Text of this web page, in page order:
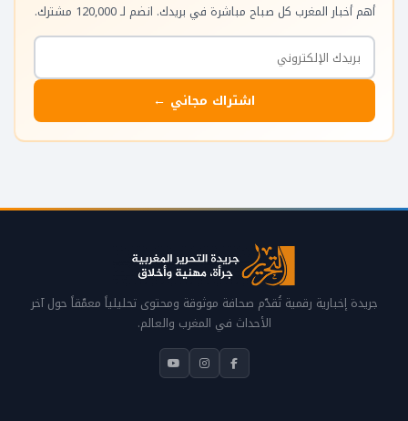
أهم أخبار المغرب كل صباح مباشرة في بريدك. انضم لـ 120,000 مشترك.
اشتراك مجاني ←
جريدة إخبارية رقمية تُقدّم صحافة موثوقة ومحتوى تحليلياً معمّقاً حول آخر
الأحداث في المغرب والعالم.